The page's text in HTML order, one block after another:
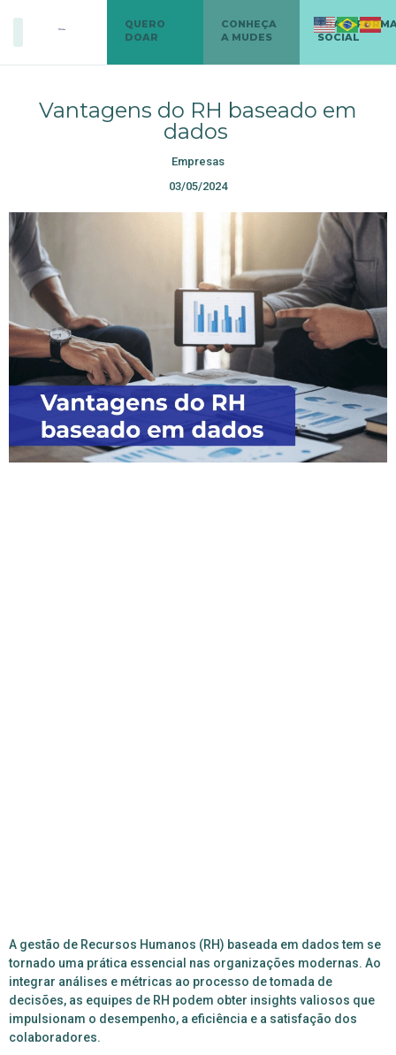
QUERO
DOAR
CONHEÇA
A MUDES
SOCIAL
Vantagens do RH baseado em
dados
Empresas
03/05/2024
A gestão de Recursos Humanos (RH) baseada em dados tem se
tornado uma prática essencial nas organizações modernas. Ao
integrar análises e métricas ao processo de tomada de
decisões, as equipes de RH podem obter insights valiosos que
impulsionam o desempenho, a eficiência e a satisfação dos
colaboradores.